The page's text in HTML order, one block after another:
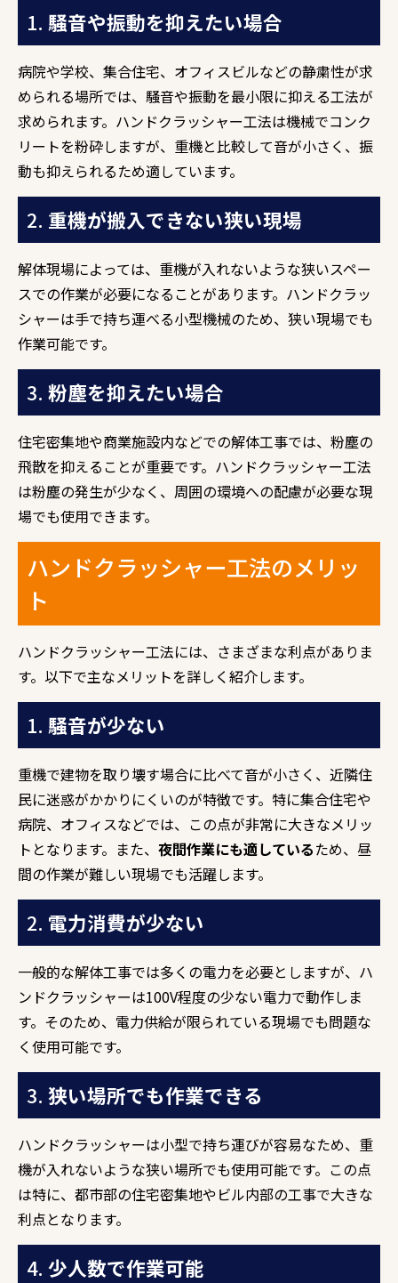
1. 騒音や振動を抑えたい場合
病院や学校、集合住宅、オフィスビルなどの静粛性が求
められる場所では、騒音や振動を最小限に抑える工法が
求められます。ハンドクラッシャー工法は機械でコンク
リートを粉砕しますが、重機と比較して音が小さく、振
動も抑えられるため適しています。
2. 重機が搬入できない狭い現場
解体現場によっては、重機が入れないような狭いスペー
スでの作業が必要になることがあります。ハンドクラッ
シャーは手で持ち運べる小型機械のため、狭い現場でも
作業可能です。
3. 粉塵を抑えたい場合
住宅密集地や商業施設内などでの解体工事では、粉塵の
飛散を抑えることが重要です。ハンドクラッシャー工法
は粉塵の発生が少なく、周囲の環境への配慮が必要な現
場でも使用できます。
ハンドクラッシャー工法のメリッ
ト
ハンドクラッシャー工法には、さまざまな利点がありま
す。以下で主なメリットを詳しく紹介します。
1. 騒音が少ない
重機で建物を取り壊す場合に比べて音が小さく、近隣住
民に迷惑がかかりにくいのが特徴です。特に集合住宅や
病院、オフィスなどでは、この点が非常に大きなメリッ
トとなります。また、 夜間作業にも適しているため、昼
間の作業が難しい現場でも活躍します。
2. 電力消費が少ない
一般的な解体工事では多くの電力を必要としますが、ハ
ンドクラッシャーは100V程度の少ない電力で動作しま
す。そのため、電力供給が限られている現場でも問題な
く使用可能です。
3. 狭い場所でも作業できる
ハンドクラッシャーは小型で持ち運びが容易なため、重
機が入れないような狭い場所でも使用可能です。この点
は特に、都市部の住宅密集地やビル内部の工事で大きな
利点となります。
4. 少人数で作業可能